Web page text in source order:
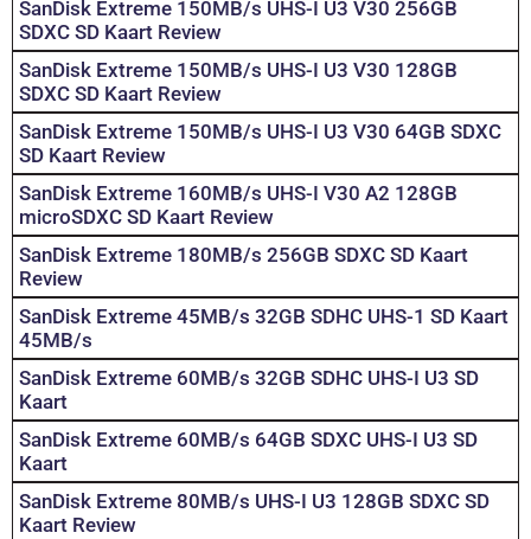
SanDisk Extreme 150MB/s UHS-I U3 V30 256GB
SDXC SD Kaart Review
SanDisk Extreme 150MB/s UHS-I U3 V30 128GB
SDXC SD Kaart Review
SanDisk Extreme 150MB/s UHS-I U3 V30 64GB SDXC
SD Kaart Review
SanDisk Extreme 160MB/s UHS-I V30 A2 128GB
microSDXC SD Kaart Review
SanDisk Extreme 180MB/s 256GB SDXC SD Kaart
Review
SanDisk Extreme 45MB/s 32GB SDHC UHS-1 SD Kaart
45MB/s
SanDisk Extreme 60MB/s 32GB SDHC UHS-I U3 SD
Kaart
SanDisk Extreme 60MB/s 64GB SDXC UHS-I U3 SD
Kaart
SanDisk Extreme 80MB/s UHS-I U3 128GB SDXC SD
Kaart Review